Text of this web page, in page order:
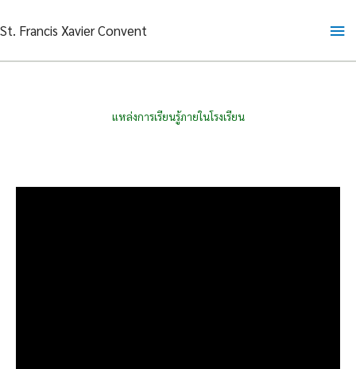
to
St. Francis Xavier Convent
แหล่งการเรียนรู้ภายในโรงเรียน